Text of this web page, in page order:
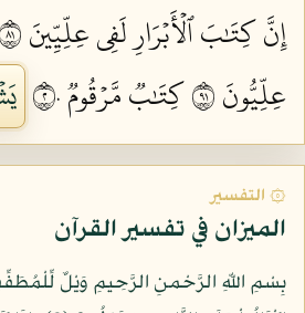
إِنَّ كِتَٰبَ ٱلۡأَبۡرَارِ لَفِي عِلِّيِّينَ ١٨
عِلِّيُّونَ ١٩
كِتَٰبٞ مَّرۡقُومٞ ٢٠
۞ التفسير
الميزان في تفسير القرآن